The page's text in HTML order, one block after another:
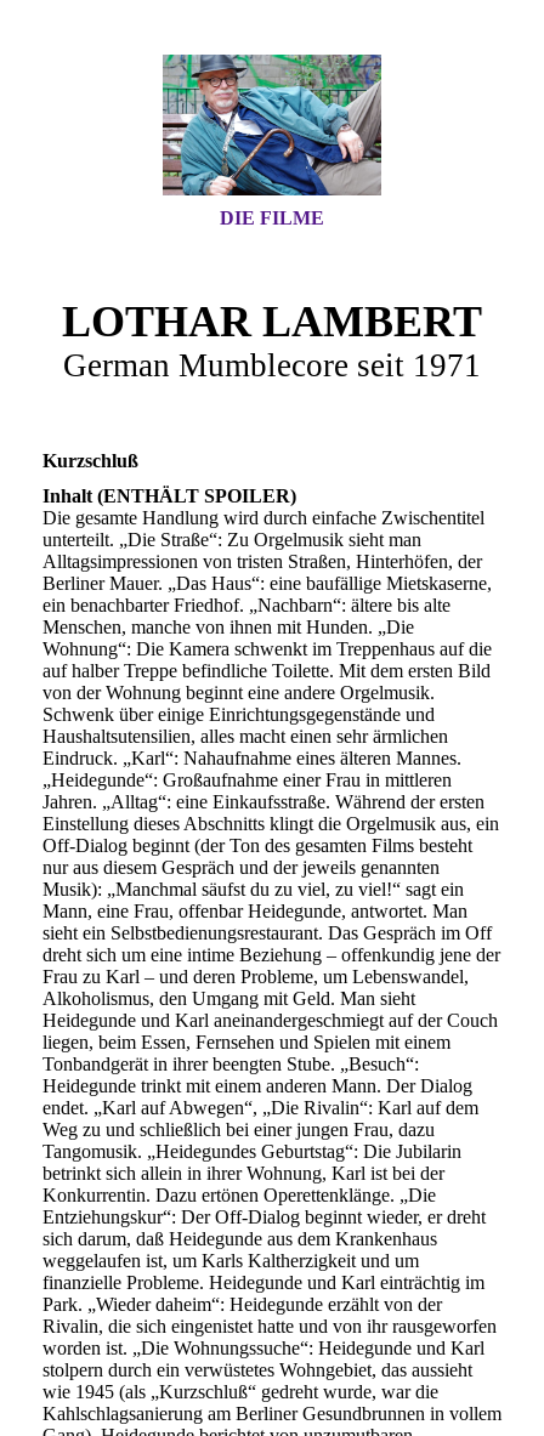
DIE FILME
LOTHAR LAMBERT
German Mumblecore seit 1971
Kurzschluß
Inhalt (ENTHÄLT SPOILER)
Die gesamte Handlung wird durch einfache Zwischentitel
unterteilt. „Die Straße“: Zu Orgelmusik sieht man
Alltagsimpressionen von tristen Straßen, Hinterhöfen, der
Berliner Mauer. „Das Haus“: eine baufällige Mietskaserne,
ein benachbarter Friedhof. „Nachbarn“: ältere bis alte
Menschen, manche von ihnen mit Hunden. „Die
Wohnung“: Die Kamera schwenkt im Treppenhaus auf die
auf halber Treppe befindliche Toilette. Mit dem ersten Bild
von der Wohnung beginnt eine andere Orgelmusik.
Schwenk über einige Einrichtungsgegenstände und
Haushaltsutensilien, alles macht einen sehr ärmlichen
Eindruck. „Karl“: Nahaufnahme eines älteren Mannes.
„Heidegunde“: Großaufnahme einer Frau in mittleren
Jahren. „Alltag“: eine Einkaufsstraße. Während der ersten
Einstellung dieses Abschnitts klingt die Orgelmusik aus, ein
Off-Dialog beginnt (der Ton des gesamten Films besteht
nur aus diesem Gespräch und der jeweils genannten
Musik): „Manchmal säufst du zu viel, zu viel!“ sagt ein
Mann, eine Frau, offenbar Heidegunde, antwortet. Man
sieht ein Selbstbedienungsrestaurant. Das Gespräch im Off
dreht sich um eine intime Beziehung – offenkundig jene der
Frau zu Karl – und deren Probleme, um Lebenswandel,
Alkoholismus, den Umgang mit Geld. Man sieht
Heidegunde und Karl aneinandergeschmiegt auf der Couch
liegen, beim Essen, Fernsehen und Spielen mit einem
Tonbandgerät in ihrer beengten Stube. „Besuch“:
Heidegunde trinkt mit einem anderen Mann. Der Dialog
endet. „Karl auf Abwegen“, „Die Rivalin“: Karl auf dem
Weg zu und schließlich bei einer jungen Frau, dazu
Tangomusik. „Heidegundes Geburtstag“: Die Jubilarin
betrinkt sich allein in ihrer Wohnung, Karl ist bei der
Konkurrentin. Dazu ertönen Operettenklänge. „Die
Entziehungskur“: Der Off-Dialog beginnt wieder, er dreht
sich darum, daß Heidegunde aus dem Krankenhaus
weggelaufen ist, um Karls Kaltherzigkeit und um
finanzielle Probleme. Heidegunde und Karl einträchtig im
Park. „Wieder daheim“: Heidegunde erzählt von der
Rivalin, die sich eingenistet hatte und von ihr rausgeworfen
worden ist. „Die Wohnungssuche“: Heidegunde und Karl
stolpern durch ein verwüstetes Wohngebiet, das aussieht
wie 1945 (als „Kurzschluß“ gedreht wurde, war die
Kahlschlagsanierung am Berliner Gesundbrunnen in vollem